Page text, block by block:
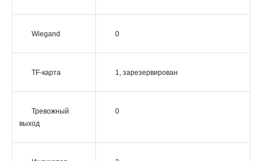
Wiegand 0
TF-карта 1, зарезервирован
Тревожный
выход
0